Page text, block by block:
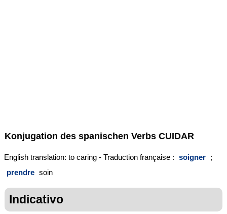
Konjugation des spanischen Verbs CUIDAR
English translation: to caring - Traduction française : soigner ;
prendre soin
Indicativo